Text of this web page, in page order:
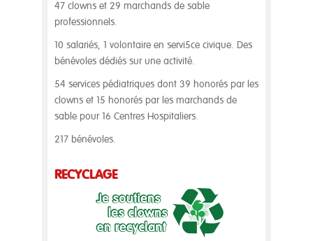
47 clowns et 29 marchands de sable
professionnels.
10 salariés, 1 volontaire en servi5ce civique. Des
bénévoles dédiés sur une activité.
54 services pédiatriques dont 39 honorés par les
clowns et 15 honorés par les marchands de
sable pour 16 Centres Hospitaliers.
217 bénévoles.
RECYCLAGE